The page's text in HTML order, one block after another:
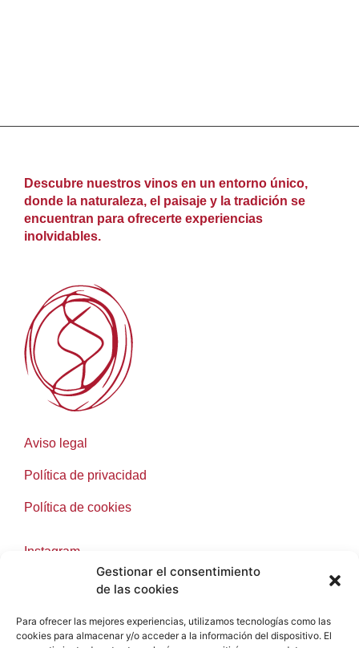
Gestionar el consentimiento
de las cookies
Para ofrecer las mejores experiencias, utilizamos tecnologías como las
cookies para almacenar y/o acceder a la información del dispositivo. El
Descubre nuestros vinos en un entorno único,
donde la naturaleza, el paisaje y la tradición se
encuentran para ofrecerte experiencias
inolvidables.
Aviso legal
Política de privacidad
Política de cookies
Instagram